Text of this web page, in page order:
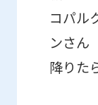
コパル
ンさん
降りた